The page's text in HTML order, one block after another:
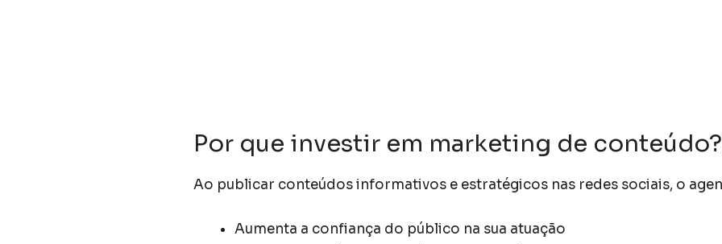
Por que investir em marketing de conteúdo?
Ao publicar conteúdos informativos e estratégicos nas redes sociais, o
Aumenta a confiança do público na sua atuação